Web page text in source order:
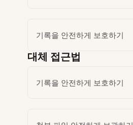
기록을 안전하게 보호하기
대체 접근법
기록을 안전하게 보호하기